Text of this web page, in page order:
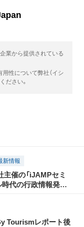
業から提供されている
用性について弊社（イシ
ださい。
新情報
主催の「iJAMPセミ
代の行政情報発信」
イターや、偽・誤情報
演も決定
Tourismレポート後